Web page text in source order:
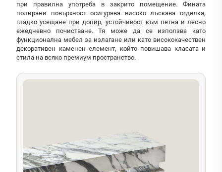
при правилна употреба в закрито помещение. Фината
полирани повърхност осигурява високо лъскава отделка,
гладко усещане при допир, устойчивост към петна и лесно
ежедневно почистване. Тя може да се използва като
функционална мебел за излагане или като висококачествен
декоративен каменен елемент, който повишава класата и
стила на всяко премиум пространство.